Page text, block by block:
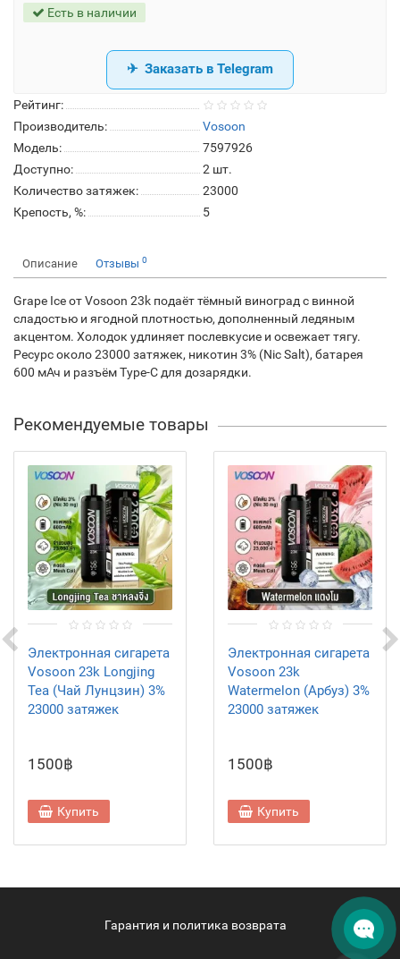
Рейтинг:
Производитель:
Vosoon
Модель:
7597926
Доступно:
2 шт.
Количество затяжек:
23000
Крепость, %:
5
Есть в наличии
Заказать в Telegram
Описание Отзывы 0
Grape Ice от Vosoon 23k подаёт тёмный виноград с винной
сладостью и ягодной плотностью, дополненный ледяным
акцентом. Холодок удлиняет послевкусие и освежает тягу.
Ресурс около 23000 затяжек, никотин 3% (Nic Salt), батарея
600 мАч и разъём Type-C для дозарядки.
Рекомендуемые товары
Электронная сигарета
Vosoon 23k Longjing
Tea (Чай Лунцзин) 3%
23000 затяжек
1500฿
Купить
Электронная сигарета
Vosoon 23k
Watermelon (Арбуз) 3%
23000 затяжек
1500฿
Купить
Гарантия и политика возврата